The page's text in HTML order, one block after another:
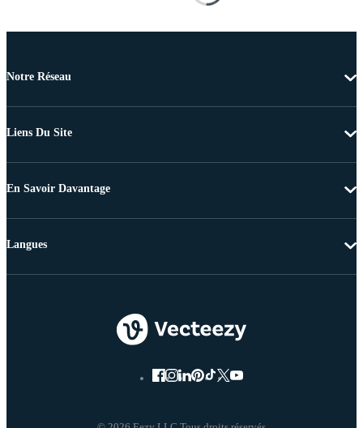
Notre Réseau
Liens Du Site
En Savoir Davantage
Langues